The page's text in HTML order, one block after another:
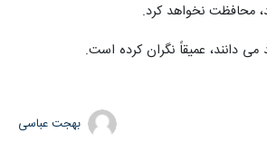
محافظت نخواهد کرد.
می دانند، عمیقاً نگران کرده است.
بهجت عباسی